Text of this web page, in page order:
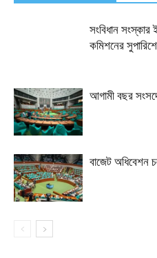
সংবিধান
কমিশনের
আগামী বছর
বাজেট অধিবেশন